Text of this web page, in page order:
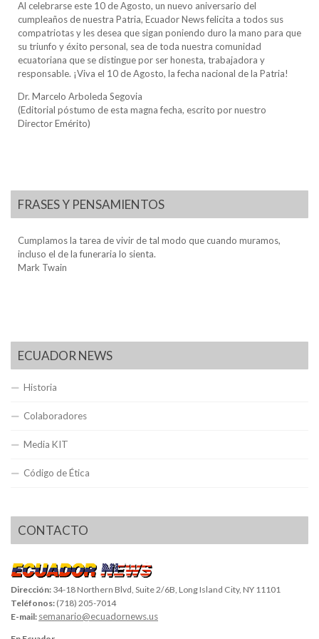
Al celebrarse este 10 de Agosto, un nuevo aniversario del
cumpleaños de nuestra Patria, Ecuador News felicita a todos sus
compatriotas y les desea que sigan poniendo duro la mano para que
su triunfo y éxito personal, sea de toda nuestra comunidad
ecuatoriana que se distingue por ser honesta, trabajadora y
responsable. ¡Viva el 10 de Agosto, la fecha nacional de la Patria!
Dr. Marcelo Arboleda Segovia
(Editorial póstumo de esta magna fecha, escrito por nuestro
Director Emérito)
FRASES Y PENSAMIENTOS
Cumplamos la tarea de vivir de tal modo que cuando muramos,
incluso el de la funeraria lo sienta.
Mark Twain
ECUADOR NEWS
Historia
Colaboradores
Media KIT
Código de Ética
CONTACTO
Dirección: 34-18 Northern Blvd, Suite 2/6B, Long Island City, NY 11101
Teléfonos: (718) 205-7014
E-mail: semanario@ecuadornews.us